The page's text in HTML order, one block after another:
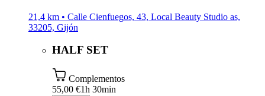
21,4 km • Calle Cienfuegos, 43, Local Beauty Studio as,
33205, Gijón
HALF SET
Complementos
55,00 €1h 30min